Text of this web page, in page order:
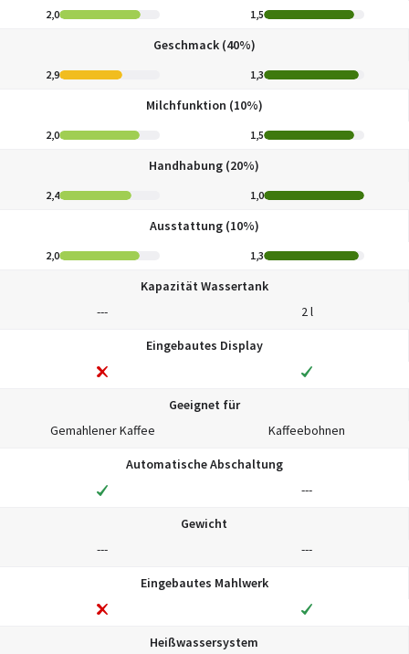
2,0 1,5
Geschmack (40%)
2,9 1,3
Milchfunktion (10%)
2,0 1,5
Handhabung (20%)
2,4 1,0
Ausstattung (10%)
2,0 1,3
Kapazität Wassertank
---
2 l
Eingebautes Display
Geeignet für
Gemahlener Kaffee
Kaffeebohnen
Automatische Abschaltung
---
Gewicht
---
---
Eingebautes Mahlwerk
Heißwassersystem